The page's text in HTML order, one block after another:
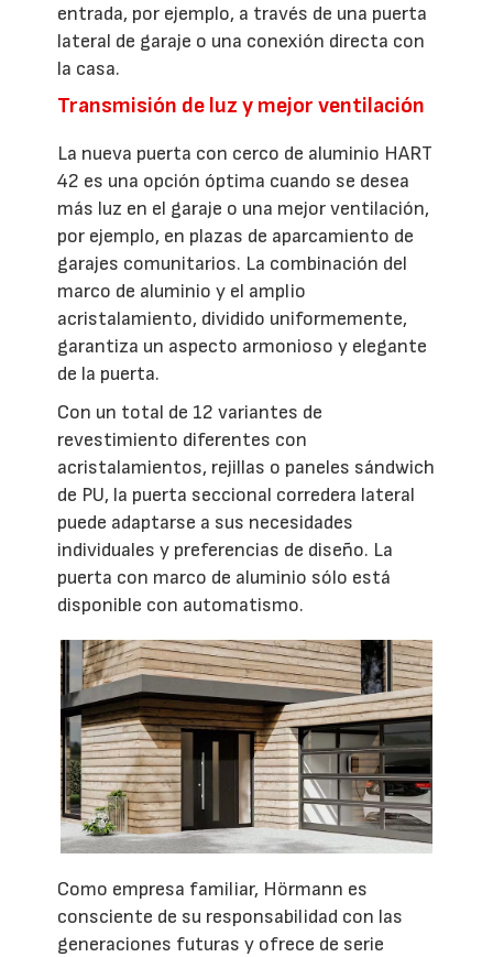
entrada, por ejemplo, a través de una puerta
lateral de garaje o una conexión directa con
la casa.
Transmisión de luz y mejor ventilación
La nueva puerta con cerco de aluminio HART
42 es una opción óptima cuando se desea
más luz en el garaje o una mejor ventilación,
por ejemplo, en plazas de aparcamiento de
garajes comunitarios. La combinación del
marco de aluminio y el amplio
acristalamiento, dividido uniformemente,
garantiza un aspecto armonioso y elegante
de la puerta.
Con un total de 12 variantes de
revestimiento diferentes con
acristalamientos, rejillas o paneles sándwich
de PU, la puerta seccional corredera lateral
puede adaptarse a sus necesidades
individuales y preferencias de diseño. La
puerta con marco de aluminio sólo está
disponible con automatismo.
Como empresa familiar, Hörmann es
consciente de su responsabilidad con las
generaciones futuras y ofrece de serie